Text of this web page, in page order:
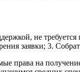
не
заявки; 3.
права на